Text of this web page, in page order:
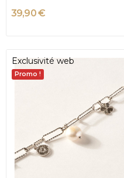
39,90 €
Exclusivité web
Promo !